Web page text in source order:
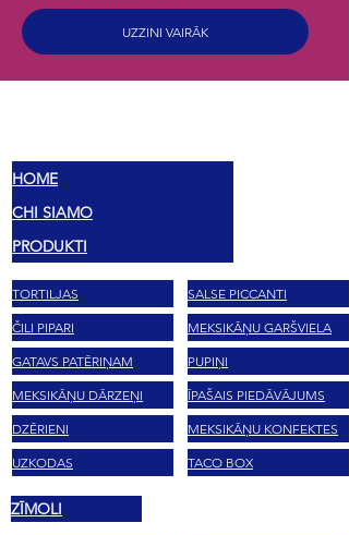
UZZINI VAIRĀK
HOME
CHI SIAMO
PRODUKTI
TORTILJAS
ČILI PIPARI
GATAVS PATĒRIŅAM
MEKSIKĀŅU DĀRZEŅI
DZĒRIENI
UZKODAS
SALSE PICCANTI
MEKSIKĀŅU GARŠVIELA
PUPIŅI
ĪPAŠAIS PIEDĀVĀJUMS
MEKSIKĀŅU KONFEKTES
TACO BOX
ZĪMOLI